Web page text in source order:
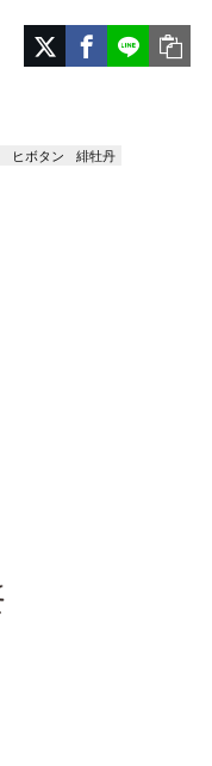
ヒボタン 緋牡丹